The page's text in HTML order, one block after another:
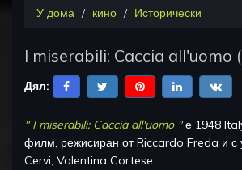
У дома кино Исторически
I miserabili: Caccia all'uomo (
Дял:
"I miserabili: Caccia all'uomo "е 1948
филм, режисиран отRiccardo Freda и с
Cervi, Valentina Cortese .